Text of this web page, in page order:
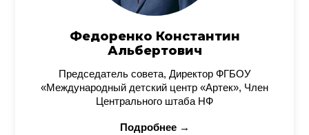
Федоренко Константин
Альбертович
Председатель совета, Директор ФГБОУ
«Международный детский центр «Артек», Член
Центрального штаба НФ
Подробнее →